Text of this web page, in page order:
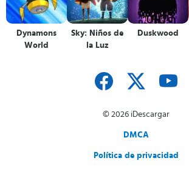
Dynamons
World
Sky: Niños de
la Luz
Duskwood
© 2026 iDescargar
DMCA
Política de privacidad